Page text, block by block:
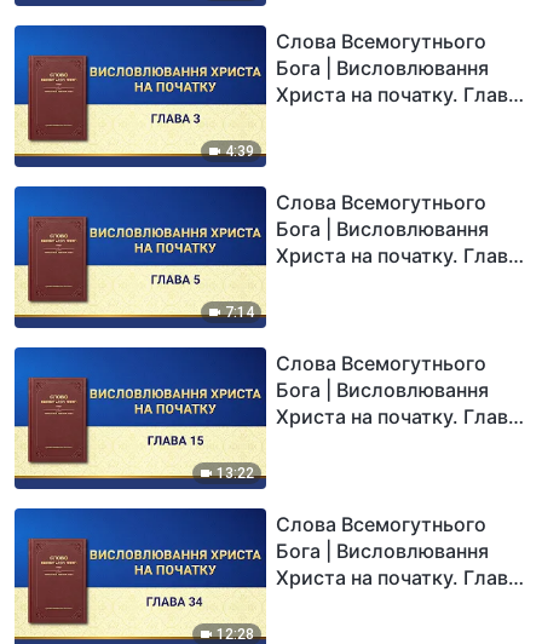
4:39
Слова Всемогутнього
Бога | Висловлювання
Христа на початку. Глава
7:14
Слова Всемогутнього
Бога | Висловлювання
Христа на початку. Глава
13:22
Слова Всемогутнього
Бога | Висловлювання
Христа на початку. Глава
12:28
Слова Всемогутнього
Бога | Висловлювання
Христа на початку. Глава